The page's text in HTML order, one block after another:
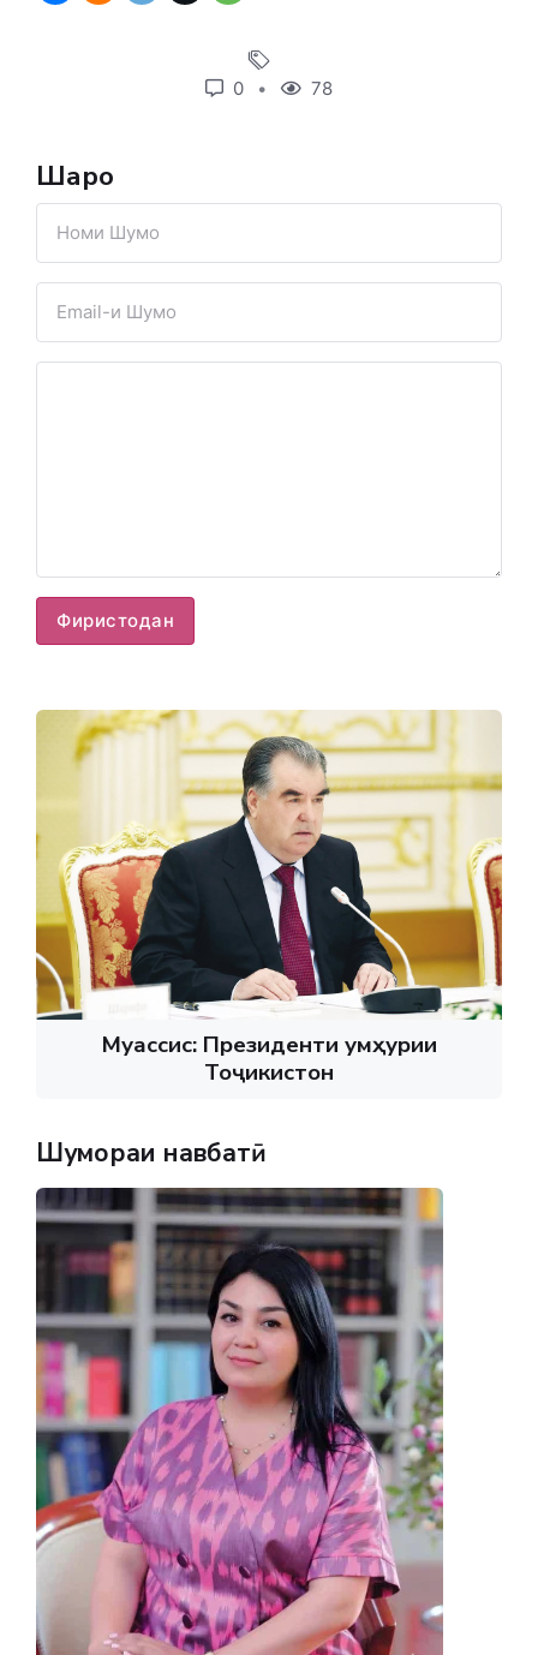
0 78
Шарҳҳо
Фиристодан
Муассис: Президенти Ҷумҳурии
Тоҷикистон
Шумораи навбатӣ